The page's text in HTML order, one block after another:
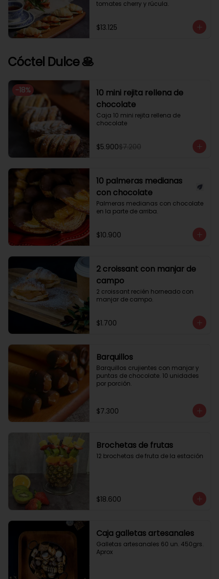
tomates cherry y rúcula.
$13.125
Cóctel Dulce 🥞
-18%
10 mini rejita rellena de
chocolate
Caja 10 mini rejita rellena de
chocolate
$5.900$7.200
10 palmeras medianas
con chocolate
Palmeras medianas con chocolate
en la parte de arriba.
$10.900
2 croissant con manjar de
campo
2 croissant recién horneado con
manjar de campo.
$1.700
Barquillos
Barquillos crujientes con manjar y
puntas de chocolate. 10 unidades
por porción.
$7.300
Brochetas de frutas
12 brochetas de fruta de la estación
$18.600
Caja galletas artesanales
Galletas artesanales 60 un. 450grs.
Aprox